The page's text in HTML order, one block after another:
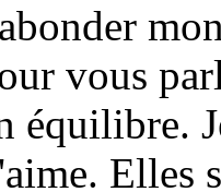
vous
équilibre.
Elles